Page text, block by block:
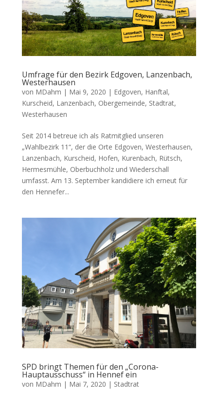
Umfrage für den Bezirk Edgoven, Lanzenbach,
Westerhausen
von MDahm | Mai 9, 2020 | Edgoven, Hanftal,
Kurscheid, Lanzenbach, Obergemeinde, Stadtrat,
Westerhausen
Seit 2014 betreue ich als Ratmitglied unseren
„Wahlbezirk 11“, der die Orte Edgoven, Westerhausen,
Lanzenbach, Kurscheid, Hofen, Kurenbach, Rütsch,
Hermesmühle, Oberbuchholz und Wiederschall
umfasst. Am 13. September kandidiere ich erneut für
den Hennefer...
SPD bringt Themen für den „Corona-
Hauptausschuss“ in Hennef ein
von MDahm | Mai 7, 2020 | Stadtrat